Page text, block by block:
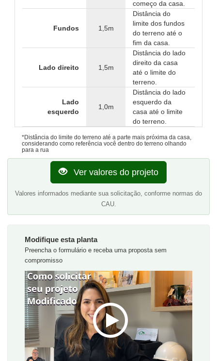
começo da casa.
Fundos 1,5m
Distância do
limite dos fundos
do terreno até o
fim da casa.
Lado direito 1,5m
Distância do lado
direito da casa
até o limite do
terreno.
Lado
esquerdo
1,0m
Distância do lado
esquerdo da
casa até o limite
do terreno.
*Distância do limite do terreno até a parte mais próxima da casa,
considerando como referência você dentro do terreno olhando
para a rua
Ver valores do projeto
Valores informados mediante sua solicitação, conforme normas do
CAU.
Modifique esta planta
Preencha o formulário e receba uma proposta sem
compromisso